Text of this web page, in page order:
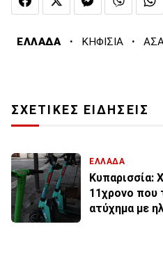
ΕΛΛΑΔΑ · ΚΗΦΙΣΙΑ ·
ΣΧΕΤΙΚΕΣ ΕΙΔΗΣΕΙΣ
ΕΛΛΑΔΑ
Κυπαρισσία:
11χρονο που
ατύχημα με